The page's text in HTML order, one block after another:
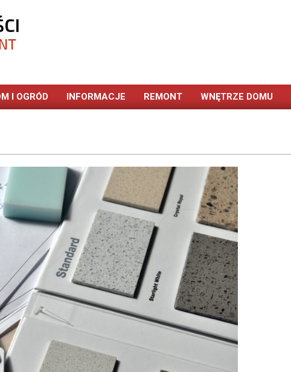
Primary
I OGRÓD INFORMACJE REMONT WNĘTRZE DOMU